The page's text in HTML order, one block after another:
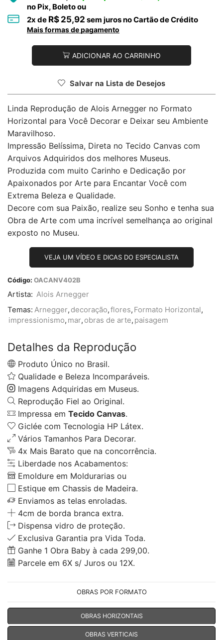
no Pix, Boleto ou
2x de R$ 25,92 sem juros no Cartão de Crédito
Mais formas de pagamento
ADICIONAR AO CARRINHO
Salvar na Lista de Desejos
Linda Reprodução de Alois Arnegger no Formato
Horizontal para Você Decorar e Deixar seu Ambiente
Maravilhoso.
Impressão Belíssima, Direta no Tecido Canvas com
Arquivos Adquiridos dos melhores Museus.
Produzida com muito Carinho e Dedicação por
Apaixonados por Arte para Encantar Você com
Extrema Beleza e Qualidade.
Decore com sua Paixão, realize seu Sonho e tenha sua
Obra de Arte com uma incrível semelhança ao original
exposto no Museu.
VEJA UM VÍDEO E DICAS DO ESPECIALISTA
Código: OACANV402B
Artista: Alois Arnegger
Temas: Arnegger, decoração,flores, Formato Horizontal,
impressionismo, mar, obras de arte, paisagem
Detalhes da Reprodução
Produto Único no Brasil.
Qualidade e Beleza Incomparáveis.
Imagens Adquiridas em Museus.
Reprodução Fiel ao Original.
Impressa em Tecido Canvas.
Giclée com Tecnologia HP Látex.
Vários Tamanhos Para Decorar.
4x Mais Barato que na concorrência.
Liberdade nos Acabamentos:
Emoldure em Moldurarias ou
Estique em Chassis de Madeira.
Enviamos as telas enroladas.
4cm de borda branca extra.
Dispensa vidro de proteção.
Exclusiva Garantia pra Vida Toda.
Ganhe 1 Obra Baby à cada 299,00.
Parcele em 6X s/ Juros ou 12X.
OBRAS POR FORMATO
OBRAS HORIZONTAIS
OBRAS VERTICAIS